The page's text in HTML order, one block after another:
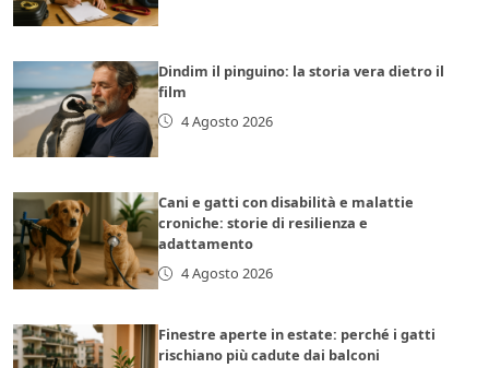
Dindim il pinguino: la storia vera dietro il
film
4 Agosto 2026
Cani e gatti con disabilità e malattie
croniche: storie di resilienza e
adattamento
4 Agosto 2026
Finestre aperte in estate: perché i gatti
rischiano più cadute dai balconi